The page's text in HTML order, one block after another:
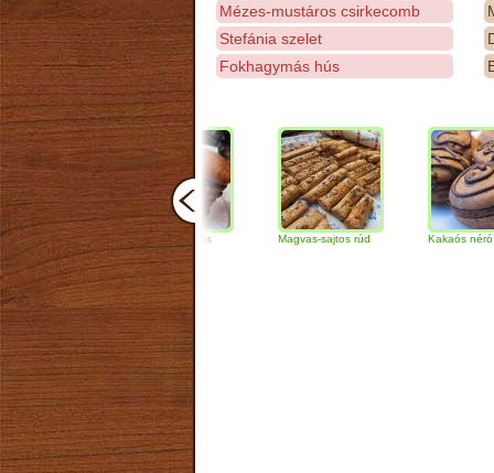
Mézes-mustáros csirkecomb
Stefánia szelet
Fokhagymás hús
Csokoládés-diós
szendvics
Magvas-sajtos rúd Kakaós néró